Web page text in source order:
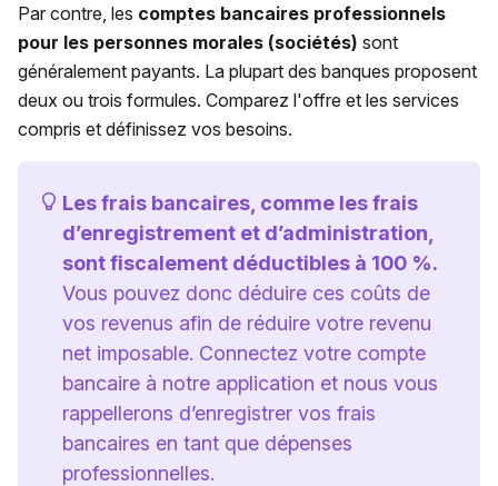
Par contre, les comptes bancaires professionnels
pour les personnes morales (sociétés) sont
généralement payants. La plupart des banques proposent
deux ou trois formules. Comparez l'offre et les services
compris et définissez vos besoins.
Les frais bancaires, comme les frais
d’enregistrement et d’administration,
sont fiscalement déductibles à 100 %.
Vous pouvez donc déduire ces coûts de
vos revenus afin de réduire votre revenu
net imposable. Connectez votre compte
bancaire à notre application et nous vous
rappellerons d’enregistrer vos frais
bancaires en tant que dépenses
professionnelles.